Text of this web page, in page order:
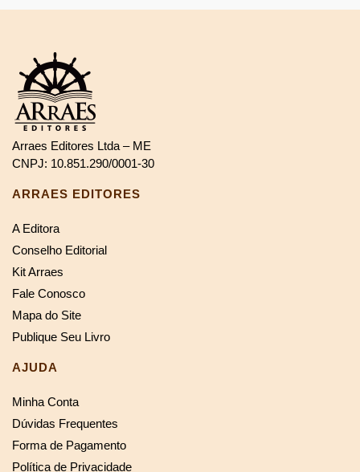
Arraes Editores Ltda – ME
CNPJ: 10.851.290/0001-30
ARRAES EDITORES
A Editora
Conselho Editorial
Kit Arraes
Fale Conosco
Mapa do Site
Publique Seu Livro
AJUDA
Minha Conta
Dúvidas Frequentes
Forma de Pagamento
Política de Privacidade